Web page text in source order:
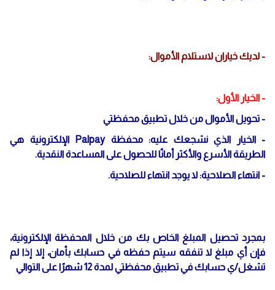
- لديك خياران لاستلام الأموال:
- الخيار الأول:
- تحويل الأموال من خلال تطبيق محفظتي
- الخيار الذي نشجعك عليه: محفظة Palpay الإلكترونية هي
الطريقة الأسرع والأكثر أمانًا للحصول على المساعدة النقدية.
- انتهاء الصلاحية: لا يوجد انتهاء للصلاحية.
بمجرد تحصيل المبلغ الخاص بك من خلال المحفظة الإلكترونية،
فإن أي مبلغ لا تنفقه سيتم حفظه في حسابك بأمان، إلا إذا لم
تشغل/ي حسابك في تطبيق محفظتي لمدة 12 شهرًا على التوالي